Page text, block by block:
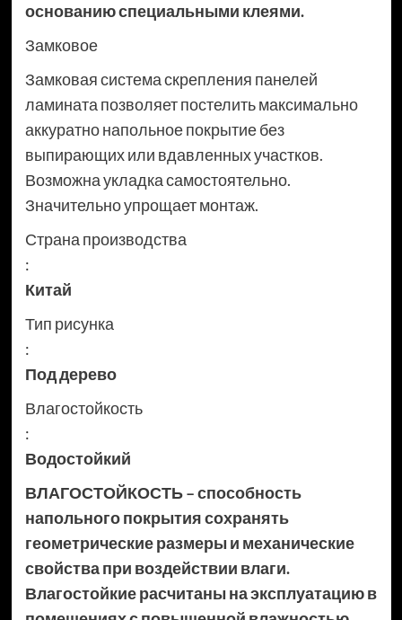
основанию специальными клеями.
Замковое
Замковая система скрепления панелей
ламината позволяет постелить максимально
аккуратно напольное покрытие без
выпирающих или вдавленных участков.
Возможна укладка самостоятельно.
Значительно упрощает монтаж.
Страна производства
:
Китай
Тип рисунка
:
Под дерево
Влагостойкость
:
Водостойкий
ВЛАГОСТОЙКОСТЬ – способность
напольного покрытия сохранять
геометрические размеры и механические
свойства при воздействии влаги.
Влагостойкие расчитаны на эксплуатацию в